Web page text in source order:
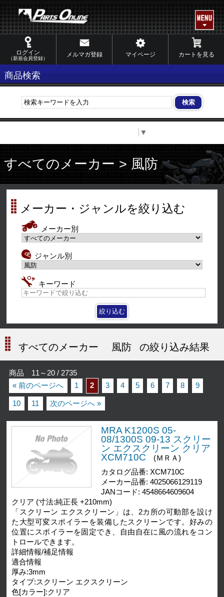
ログイン
（新規会員登録）
メルマガ登録 マイページ カートを見る
商品検索
▼
すべてのメーカー > 風防
メーカー・ジャンルを絞り込む
メーカー別
ジャンル別
キーワード
すべてのメーカー 風防 の絞り込み結果
商品 11～20 / 2735
« 前のページへ
1 2 3 4 5 6 7 8 9
10 11 次のページへ »
MRA K1200S 05-
08/1300S 09-13 スクリー
ン エクスクリーン クリア
XCM710C
(ＭＲＡ)
カタログ品番: XCM710C
メーカー品番: 4025066129119
JANコード: 4548664609604
クリア (寸法:純正長 +210mm)
「スクリーン エクスクリーン」は、2カ所の可動部を設け
た大型可変スポイラーを装備したスクリーンです。好みの
位置にスポイラーを固定でき、自由自在に風の流れをコン
トロールできます。
詳細情報/補足情報
適合情報
厚み:3mm
タイプ:スクリーン エクスクリーン
色[カラー]:クリア